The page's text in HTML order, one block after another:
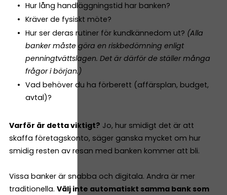
Hur lång handläggningstid har banken?
Kräver de fysiskt möte?
Hur ser deras rutiner för kundkännedom ut? (Alla
banker måste göra en riskbedömning enligt
penningtvättslagen. Det är därför de ställer många
frågor i början.)
Vad behöver du ha förberett (affärsplan, budget,
avtal)?
Varför är detta viktigt? Jo, hur smidigt det är att
skaffa företagskonto, säger ganska mycket om hur
smidig resten av resan med banken kommer att bli.
Vissa banker är snabba och digitala. Andra är mer
traditionella. Välj inte automatiskt samma bank som